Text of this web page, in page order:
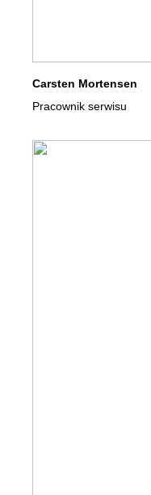
Carsten Mortensen
Pracownik serwisu